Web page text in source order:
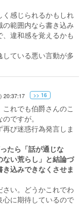
く感じられるかもしれ
範囲内なら書き込み
違和感を覚えるかも
ている悪い言動が多
20:37:17 >> 16
れでも伯爵さんのこ
ですが。
び迷惑行為発言しま
たら「話が通じな
い荒らし」と結論づ
込みできなくさせま
い。どうかこれでわ
に期待しているので